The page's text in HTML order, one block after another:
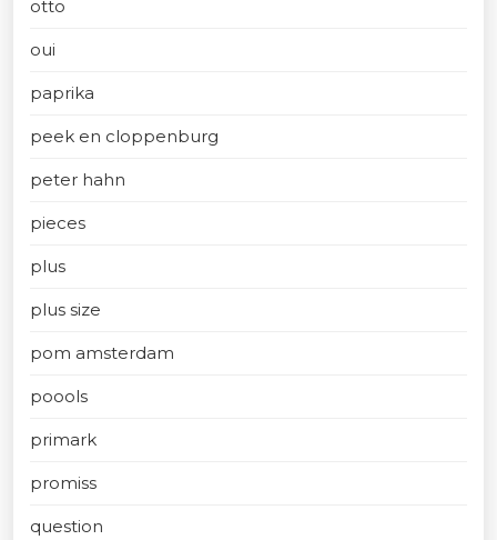
otto
oui
paprika
peek en cloppenburg
peter hahn
pieces
plus
plus size
pom amsterdam
poools
primark
promiss
question